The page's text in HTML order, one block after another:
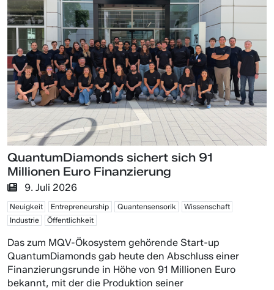
QuantumDiamonds sichert sich 91
Millionen Euro Finanzierung
9. Juli 2026
Neuigkeit Entrepreneurship Quantensensorik
Wissenschaft
Industrie
Öffentlichkeit
Das zum MQV-Ökosystem gehörende Start-up
QuantumDiamonds gab heute den Abschluss einer
Finanzierungsrunde in Höhe von 91 Millionen Euro
bekannt, mit der die Produktion seiner